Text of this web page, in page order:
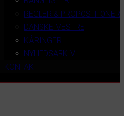
REGLER & PROPOSITIONER
DANSKE MESTRE
KÅRINGER
NYHEDSARKIV
KONTAKT